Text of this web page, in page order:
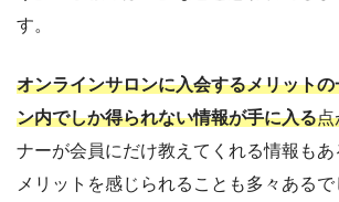
す。
オンラインサロンに入会するメリット
ン内でしか得られない情報が手に入る点
ナーが会員にだけ教えてくれる情報も
メリットを感じられることも多々あるで